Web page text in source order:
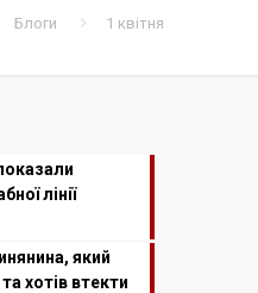
Блоги 1 квітня
лінії
який
хотів втекти